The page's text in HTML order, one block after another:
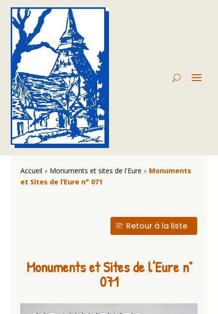
Accueil » Monuments et sites de l'Eure » Monuments
et Sites de l’Eure n° 071
Retour à la liste
Monuments et Sites de l’Eure n°
071